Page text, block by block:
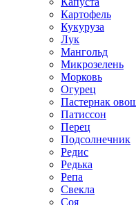
Картофель
Кукуруза
Лук
Мангольд
Микрозелень
Морковь
Огурец
Пастернак
Патиссон
Перец
Подсолнечник
Редис
Редька
Репа
Свекла
Соя